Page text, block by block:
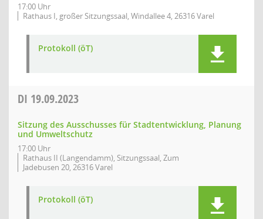
17:00 Uhr
Rathaus I, großer Sitzungssaal, Windallee 4, 26316 Varel
Protokoll (öT)
DI 19.09.2023
Sitzung des Ausschusses für Stadtentwicklung, Planung
und Umweltschutz
17:00 Uhr
Rathaus II (Langendamm), Sitzungssaal, Zum
Jadebusen 20, 26316 Varel
Protokoll (öT)